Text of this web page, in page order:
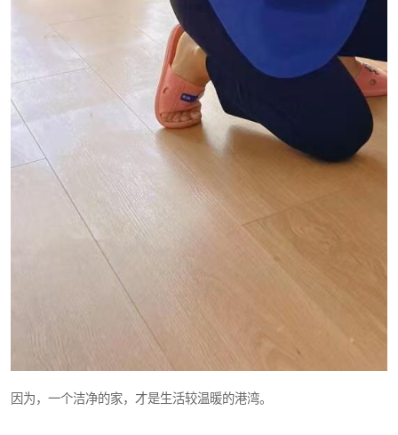
因为，一个洁净的家，才是生活较温暖的港湾。